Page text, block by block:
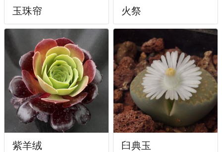
玉珠帘 火祭
紫羊绒 臼典玉